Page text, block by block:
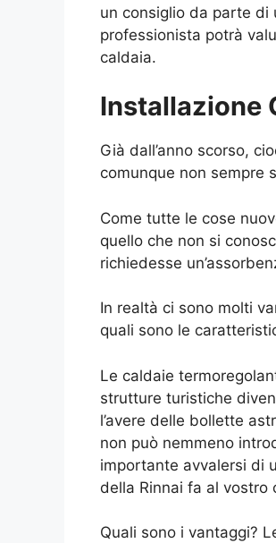
un consiglio da parte di
professionista potrà
caldaia.
Installazione
Già dall’anno scorso,
comunque non sempre
Come tutte le cose
quello che non si
richiedesse
In realtà ci sono molti
quali sono le
Le caldaie
strutture turistiche
l’avere delle bollette
non può nemmeno
importante avvalersi di
della Rinnai fa al vostro
Quali sono i vantaggi?